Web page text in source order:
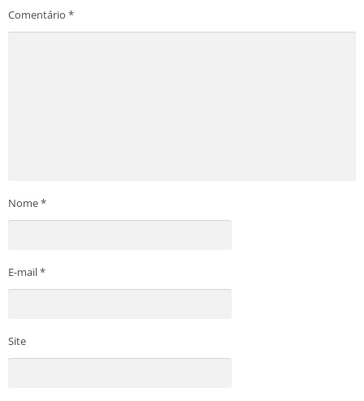
Comentário *
Nome*
E-mail*
Site